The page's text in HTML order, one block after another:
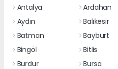
Antalya
Ardahan
Aydın
Balıkesir
Batman
Bayburt
Bingöl
Bitlis
Burdur
Bursa